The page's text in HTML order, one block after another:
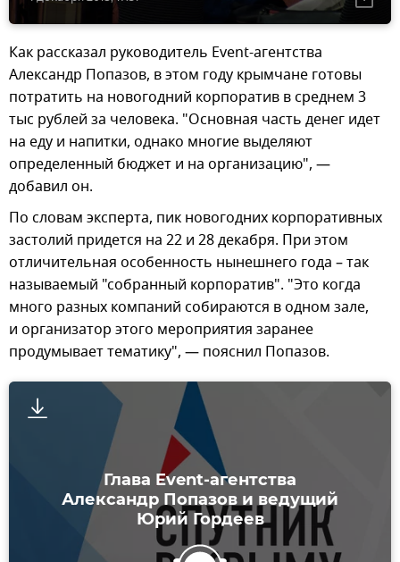
Как рассказал руководитель Event-агентства
Александр Попазов, в этом году крымчане готовы
потратить на новогодний корпоратив в среднем 3
тыс рублей за человека. "Основная часть денег идет
на еду и напитки, однако многие выделяют
определенный бюджет и на организацию", —
добавил он.
По словам эксперта, пик новогодних корпоративных
застолий придется на 22 и 28 декабря. При этом
отличительная особенность нынешнего года – так
называемый "собранный корпоратив". "Это когда
много разных компаний собираются в одном зале,
и организатор этого мероприятия заранее
продумывает тематику", — пояснил Попазов.
Глава Event-агентства
Александр Попазов и ведущий
Юрий Гордеев